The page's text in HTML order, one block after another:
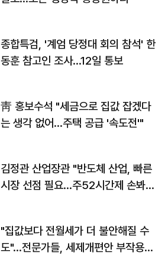
종합특검, '계엄 당정대 회의 참석' 한
동훈 참고인 조사...12일 통보
靑 홍보수석 "세금으로 집값 잡겠다
는 생각 없어…주택 공급 '속도전'"
김정관 산업장관 "반도체 산업, 빠른
시장 선점 필요…주52시간제 손봐
"집값보다 전월세가 더 불안해질 수
도"…전문가들, 세제개편안 부작용